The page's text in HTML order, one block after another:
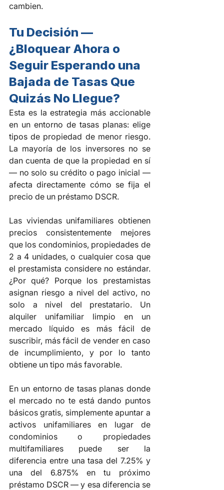
cambien.
Tu Decisión —
¿Bloquear Ahora o
Seguir Esperando una
Bajada de Tasas Que
Quizás No Llegue?
Esta es la estrategia más accionable
en un entorno de tasas planas: elige
tipos de propiedad de menor riesgo.
La mayoría de los inversores no se
dan cuenta de que la propiedad en sí
— no solo su crédito o pago inicial —
afecta directamente cómo se fija el
precio de un préstamo DSCR.
Las viviendas unifamiliares obtienen
precios consistentemente mejores
que los condominios, propiedades de
2 a 4 unidades, o cualquier cosa que
el prestamista considere no estándar.
¿Por qué? Porque los prestamistas
asignan riesgo a nivel del activo, no
solo a nivel del prestatario. Un
alquiler unifamiliar limpio en un
mercado líquido es más fácil de
suscribir, más fácil de vender en caso
de incumplimiento, y por lo tanto
obtiene un tipo más favorable.
En un entorno de tasas planas donde
el mercado no te está dando puntos
básicos gratis, simplemente apuntar a
activos unifamiliares en lugar de
condominios o propiedades
multifamiliares puede ser la
diferencia entre una tasa del 7.25% y
una del 6.875% en tu próximo
préstamo DSCR — y esa diferencia se